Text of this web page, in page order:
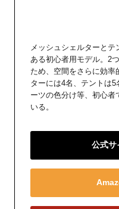
メッシュシェルターと
ある初心者用モデル。2
ため、空間をさらに効
ターには4名、テントは
ーツの色分け等、初心者
いる。
公式サ